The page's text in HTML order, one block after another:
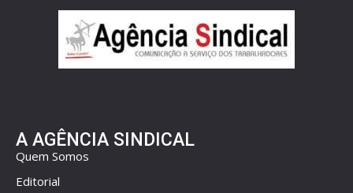
A AGÊNCIA SINDICAL
Quem Somos
Editorial